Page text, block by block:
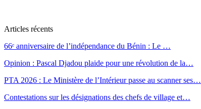
Articles récents
66ᵉ anniversaire de l’indépendance du Bénin : Le …
Opinion : Pascal Djadou plaide pour une révolution de la…
PTA 2026 : Le Ministère de l’Intérieur passe au scanner ses…
Contestations sur les désignations des chefs de village et…